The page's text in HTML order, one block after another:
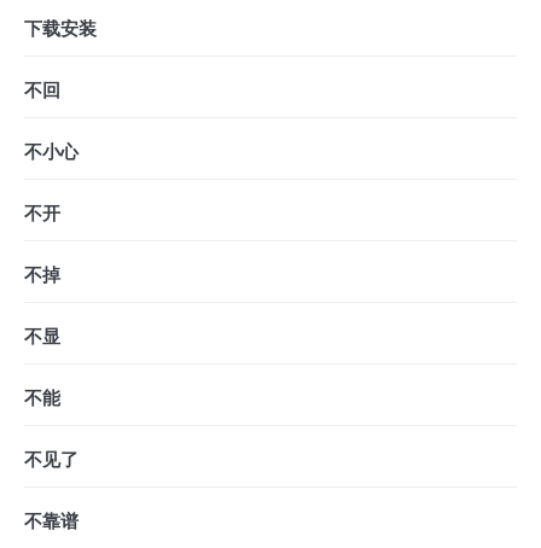
下载安装
不回
不小心
不开
不掉
不显
不能
不见了
不靠谱